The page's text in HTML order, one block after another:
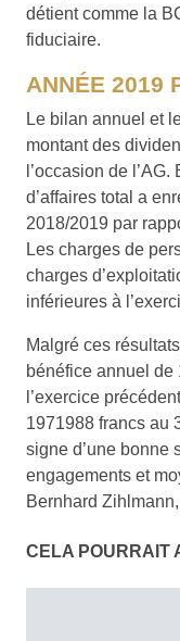
détient comme la
fiduciaire.
ANNÉE 2019
Le bilan annuel et
montant des
l’occasion de
d’affaires total a
2018/2019 par
Les charges de
charges
inférieures à
Malgré ces
bénéfice annuel de
l’exercice
1971988 francs au
signe d’une bonne
engagements et
Bernhard
CELA POURRAIT